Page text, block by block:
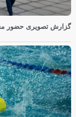
گزارش تصویری حضور